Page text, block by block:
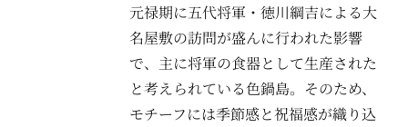
元禄期に五代将軍・徳川綱吉による大
名屋敷の訪問が盛んに行われた影響
で、主に将軍の食器として生産された
と考えられている色鍋島。そのため、
モチーフには季節感と祝福感が織り込